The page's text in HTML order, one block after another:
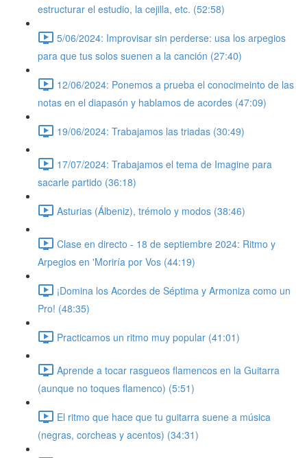
estructurar el estudio, la cejilla, etc. (52:58)
5/06/2024: Improvisar sin perderse: usa los arpegios
para que tus solos suenen a la canción (27:40)
12/06/2024: Ponemos a prueba el conocimeinto de las
notas en el diapasón y hablamos de acordes (47:09)
19/06/2024: Trabajamos las triadas (30:49)
17/07/2024: Trabajamos el tema de Imagine para
sacarle partido (36:18)
Asturias (Álbeniz), trémolo y modos (38:46)
Clase en directo - 18 de septiembre 2024: Ritmo y
Arpegios en 'Moriría por Vos (44:19)
¡Domina los Acordes de Séptima y Armoniza como un
Pro! (48:35)
Practicamos un ritmo muy popular (41:01)
Aprende a tocar rasgueos flamencos en la Guitarra
(aunque no toques flamenco) (5:51)
El ritmo que hace que tu guitarra suene a música
(negras, corcheas y acentos) (34:31)